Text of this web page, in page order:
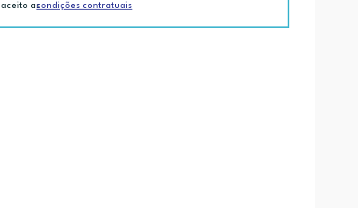
aceito ascondições contratuais